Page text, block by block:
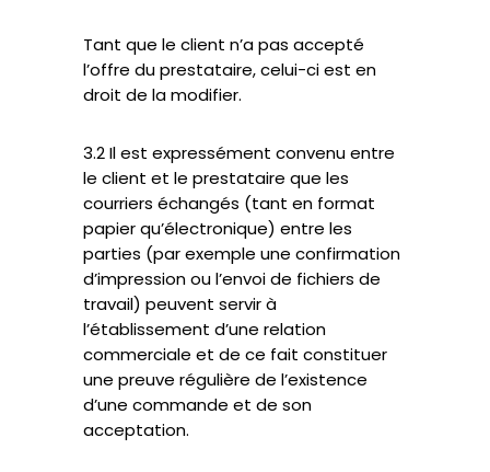
Tant que le client n’a pas accepté
l’offre du prestataire, celui-ci est en
droit de la modifier.
3.2 Il est expressément convenu entre
le client et le prestataire que les
courriers échangés (tant en format
papier qu’électronique) entre les
parties (par exemple une confirmation
d’impression ou l’envoi de fichiers de
travail) peuvent servir à
l’établissement d’une relation
commerciale et de ce fait constituer
une preuve régulière de l’existence
d’une commande et de son
acceptation.